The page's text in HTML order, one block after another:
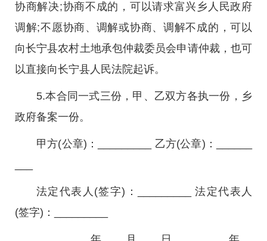
协商解决;协商不成的，可以请求富兴乡人民政府
调解;不愿协商、调解或协商、调解不成的，可以
向长宁县农村土地承包仲裁委员会申请仲裁，也可
以直接向长宁县人民法院起诉。
5.本合同一式三份，甲、乙双方各执一份，乡
政府备案一份。
甲方(公章)：_________ 乙方(公章)：______
法定代表人(签字)：_________ 法定代表人
(签字)：_________